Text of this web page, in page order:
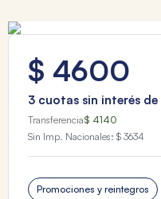
$ 4600
3 cuotas sin interés de
Transferencia$ 4140
Sin Imp. Nacionales: $ 3634
Promociones y reintegros